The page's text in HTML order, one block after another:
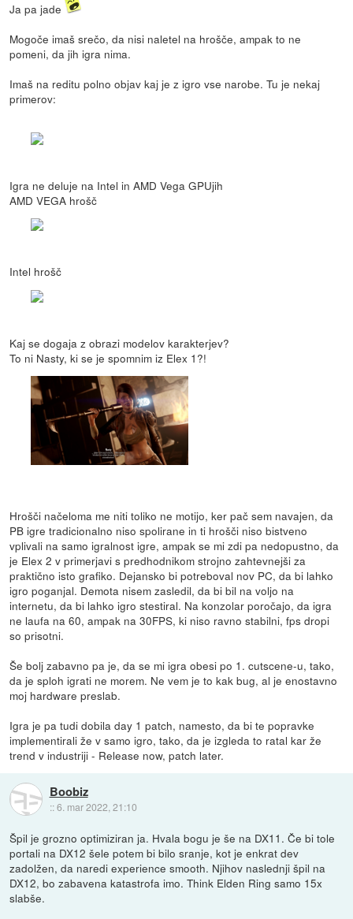
Ja pa jade
Mogoče imaš srečo, da nisi naletel na hrošče, ampak to ne
pomeni, da jih igra nima.
Imaš na reditu polno objav kaj je z igro vse narobe. Tu je nekaj
primerov:
Igra ne deluje na Intel in AMD Vega GPUjih
AMD VEGA hrošč
Intel hrošč
Kaj se dogaja z obrazi modelov karakterjev?
To ni Nasty, ki se je spomnim iz Elex 1?!
Hrošči načeloma me niti toliko ne motijo, ker pač sem navajen, da
PB igre tradicionalno niso spolirane in ti hrošči niso bistveno
vplivali na samo igralnost igre, ampak se mi zdi pa nedopustno, da
je Elex 2 v primerjavi s predhodnikom strojno zahtevnejši za
praktično isto grafiko. Dejansko bi potreboval nov PC, da bi lahko
igro poganjal. Demota nisem zasledil, da bi bil na voljo na
internetu, da bi lahko igro stestiral. Na konzolar poročajo, da igra
ne laufa na 60, ampak na 30FPS, ki niso ravno stabilni, fps dropi
so prisotni.
Še bolj zabavno pa je, da se mi igra obesi po 1. cutscene-u, tako,
da je sploh igrati ne morem. Ne vem je to kak bug, al je enostavno
moj hardware preslab.
Igra je pa tudi dobila day 1 patch, namesto, da bi te popravke
implementirali že v samo igro, tako, da je izgleda to ratal kar že
trend v industriji - Release now, patch later.
Boobiz
::6. mar 2022, 21:10
Špil je grozno optimiziran ja. Hvala bogu je še na DX11. Če bi tole
portali na DX12 šele potem bi bilo sranje, kot je enkrat dev
zadolžen, da naredi experience smooth. Njihov naslednji špil na
DX12, bo zabavena katastrofa imo. Think Elden Ring samo 15x
slabše.